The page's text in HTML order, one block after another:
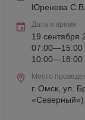
Юренева
Дата и время
19 сентября
07:00—15:00
10:00—18:00
Место
г. Омск, ул.
«Северный»)